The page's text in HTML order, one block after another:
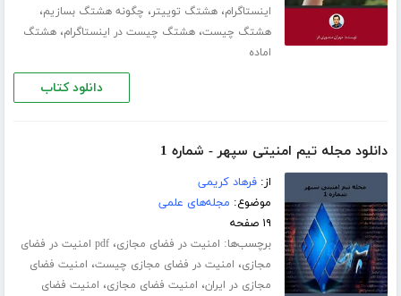
اینستاگرام،هشتگ توییتر، چگونه هشتگ بسازیم،
هشتگ چیست،هشتگ چیست در اینستاگرام،هشتگ
اماده
دانلود کتاب
دانلود مجله تیم امنیتی سپهر - شماره 1
از:فرهاد کریمی
موضوع: مجله‌های علمی
۱۹ صفحه
برچسب‌ها: امنیت در فضای مجازی،
pdf امنیت در فضای
مجازی، امنیت در فضای مجازی چیست، امنیت فضای
مجازی در ایران، امنیت فضای مجازی، امنیت فضای